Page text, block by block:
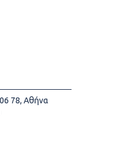
78, Αθήνα